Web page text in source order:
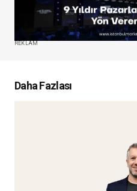
REKLAM
Daha Fazlası